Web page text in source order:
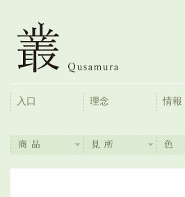
入口 理念 情報